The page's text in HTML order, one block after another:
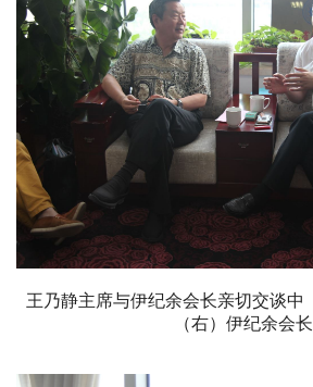
王乃静主席与伊纪余会长亲切交谈中
（右）伊纪余会长